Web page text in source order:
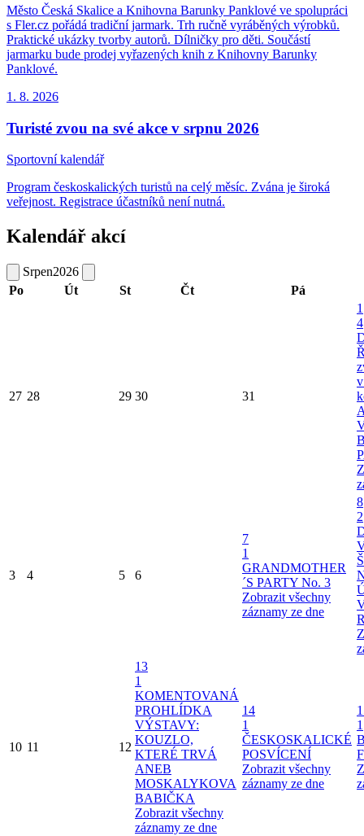
Město Česká Skalice a Knihovna Barunky Panklové ve spolupráci
s Fler.cz pořádá tradiční jarmark. Trh ručně vyráběných výrobků.
Praktické ukázky tvorby autorů. Dílničky pro děti. Součástí
jarmarku bude prodej vyřazených knih z Knihovny Barunky
Panklové.
1. 8. 2026
Turisté zvou na své akce v srpnu 2026
Sportovní kalendář
Program českoskalických turistů na celý měsíc. Zvána je široká
veřejnost. Registrace účastníků není nutná.
Kalendář akcí
Srpen2026
Po
Út St Čt Pá
27 28 29 30 31
1
4
3 4 5 6
7
1
GRANDMOTHER
´S PARTY No. 3
Zobrazit všechny
záznamy ze dne
8
2
10 11 12
13
1
KOMENTOVANÁ
PROHLÍDKA
VÝSTAVY:
KOUZLO,
KTERÉ TRVÁ
ANEB
MOSKALYKOVA
BABIČKA
Zobrazit všechny
záznamy ze dne
14
1
ČESKOSKALICKÉ
POSVÍCENÍ
Zobrazit všechny
záznamy ze dne
1